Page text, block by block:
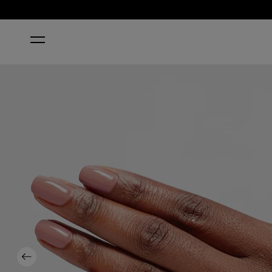
Previous